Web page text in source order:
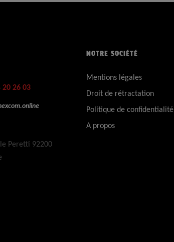
20 26 03
Peretti 92200
NOTRE SOCIÉTÉ
Mentions légales
Droit de rétractation
Politique de confidentialité
A propos